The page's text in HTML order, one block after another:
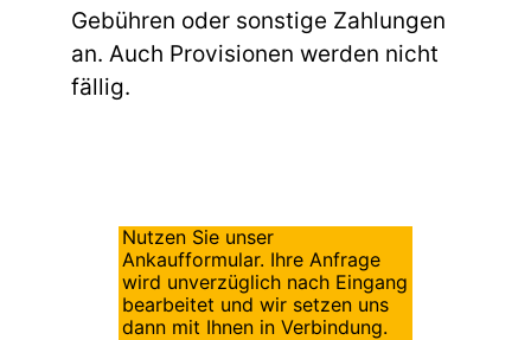
Gebühren oder sonstige Zahlungen
an. Auch Provisionen werden nicht
fällig.
Nutzen Sie unser
Ankaufformular. Ihre Anfrage
wird unverzüglich nach Eingang
bearbeitet und wir setzen uns
dann mit Ihnen in Verbindung.